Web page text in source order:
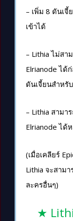
– เพิ่ม 8 ดันเจี้
เข้าได้
– Lithia ไม่สา
Elrianode ได้
ดันเจี้ยนสำหรั
– Lithia สามา
Elrianode ได้
(เมื่อเคลียร์
Lithia จะสาม
ละครอื่นๆ)
★